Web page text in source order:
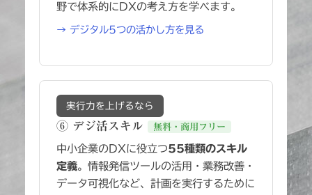
野で体系的にDXの考え方を学べます。
→ デジタル5つの活かし方を見る
実行力を上げるなら
⑥ デジ活スキル 無料・商用フリー
中小企業のDXに役立つ55種類のスキル
定義。情報発信ツールの活用・業務改善・
データ可視化など、計画を実行するために